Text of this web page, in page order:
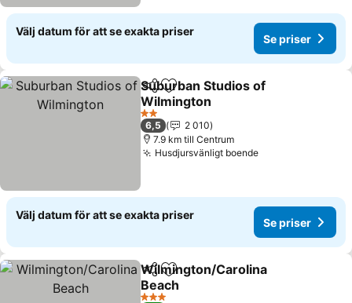
Välj datum för att se exakta priser
Se priser
Dela Lägg till i Mina Favoriter
Suburban Studios of
Wilmington
Se priser
2 Stjärnor
6,5
2 010
7.9 km till Centrum
Husdjursvänligt boendeSe priser
Välj datum för att se exakta priser
Se priser
Dela Lägg till i Mina Favoriter
Wilmington/Carolina
Beach